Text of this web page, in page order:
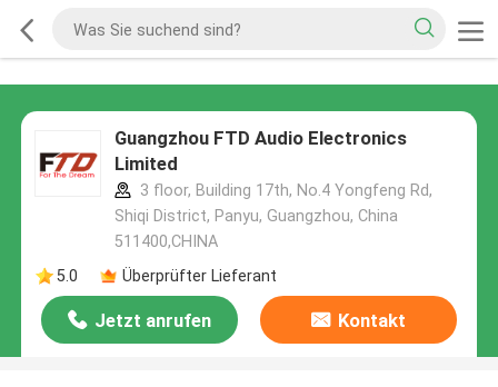
Guangzhou FTD Audio Electronics
Limited
3 floor, Building 17th, No.4 Yongfeng Rd,
Shiqi District, Panyu, Guangzhou, China
511400,CHINA
5.0
Überprüfter Lieferant
Jetzt anrufen Kontakt